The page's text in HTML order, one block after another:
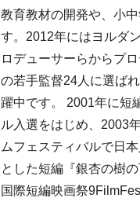
教育教材の開発や、小
す。2012年にはヨルダ
ロデューサーらからプ
の若手監督24人に選ば
躍中です。 2001年に短
ル入選をはじめ、2003
ムフェスティバルで日
とした短編『銀杏の樹
国際短編映画祭